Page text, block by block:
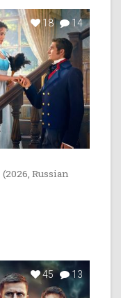
18 14
(2026, Russian
45 13